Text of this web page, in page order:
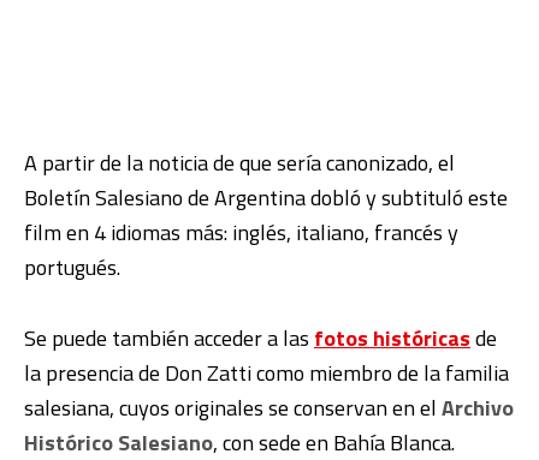
A partir de la noticia de que sería canonizado, el
Boletín Salesiano de Argentina dobló y subtituló este
film en 4 idiomas más: inglés, italiano, francés y
portugués.
Se puede también acceder a las fotos históricasde
la presencia de Don Zatti como miembro de la familia
salesiana, cuyos originales se conservan en elArchivo
Histórico Salesiano, con sede en Bahía Blanca.